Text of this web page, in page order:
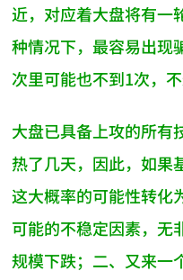
近，对应着大盘将有一
种情况下，最容易出现
次里可能也不到1次，
大盘已具备上攻的所有
热了几天，因此，如果
这大概率的可能性转化
可能的不稳定因素，无
规模下跌；二、又来一